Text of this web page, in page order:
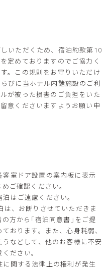
いただくため、宿泊約款第10
定めておりますのでご協力く
。この規則をお守りいただけ
びに当ホテル内諸施設のご利
が被った損害のご負担をいた
意くださいますようお願い申
室ドア設置の案内板に表示
ご確認ください。
はご遠慮ください。
は、お断りさせていただきま
方から「宿泊同意書」をご提
おります。また、心身耗弱、
などして、他のお客様に不安
ださい。
関する法律上の権利が発生